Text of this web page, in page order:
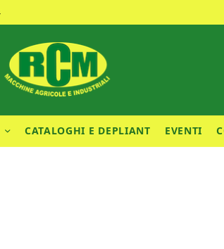
CATALOGHI E DEPLIANT EVENTI